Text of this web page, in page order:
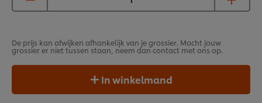
De prijs kan afwijken afhankelijk van je grossier. Mocht jouw
grossier er niet tussen staan, neem dan contact met ons op.
In winkelmand